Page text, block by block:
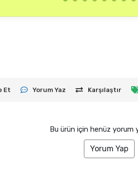
Et Yorum Yaz Karşılaştır
Bu ürün için henüz yorum
Yorum Yap